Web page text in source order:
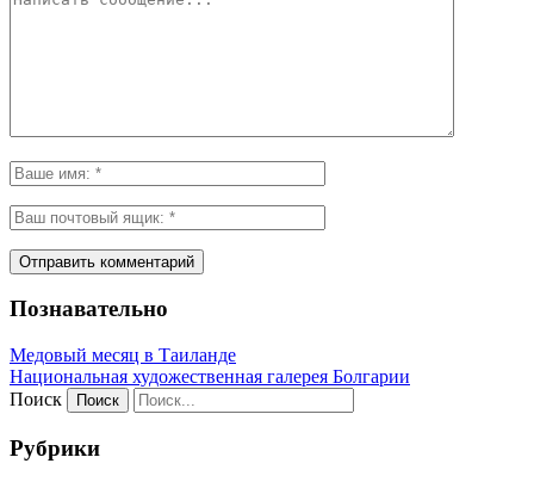
Познавательно
Медовый месяц в Таиланде
Национальная художественная галерея Болгарии
Поиск
Рубрики